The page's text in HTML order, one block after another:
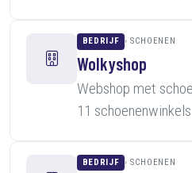
BEDRIJF SCHOENEN
Wolkyshop
Webshop met
11 schoenenwinkels
BEDRIJF SCHOENEN